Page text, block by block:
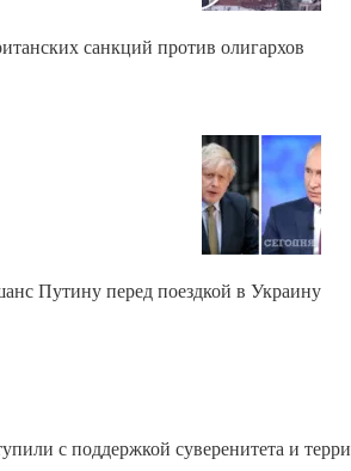
санкций против олигархов
Путину перед поездкой в Украину
с поддержкой суверенитета и